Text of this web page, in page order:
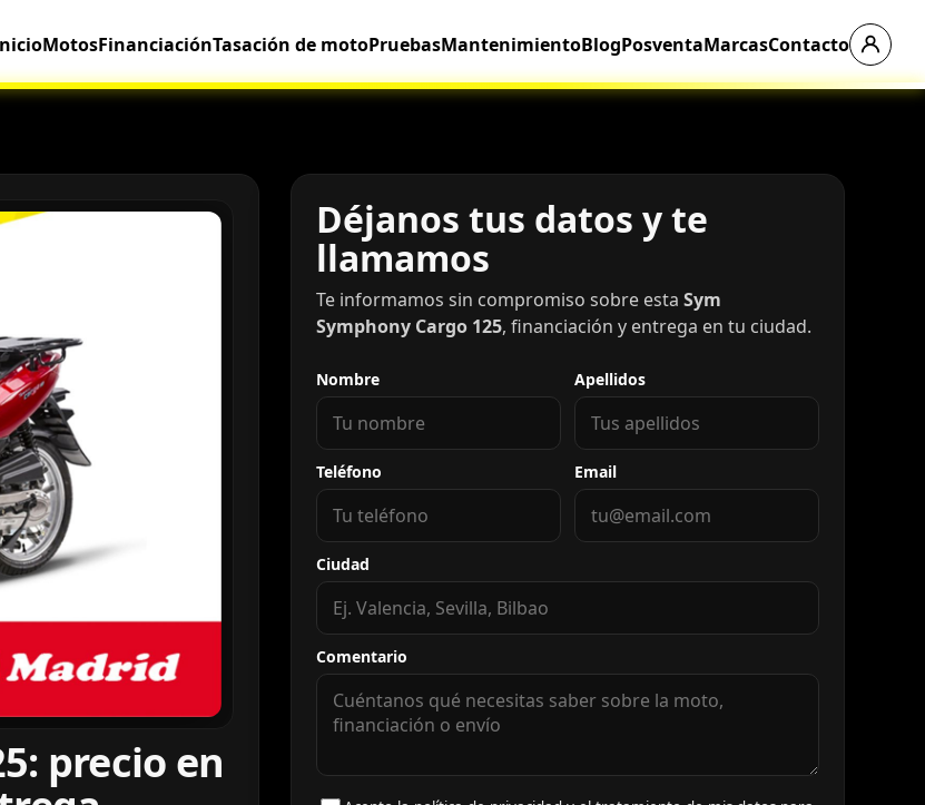
MotosFinanciaciónTasación de motoPruebasMantenimientoBlogPosventaMarcasContacto
precio en
Déjanos tus datos y te
llamamos
Te informamos sin compromiso sobre esta Sym
Symphony Cargo 125, financiación y entrega en tu ciudad.
Nombre Apellidos
Teléfono Email
Ciudad
Comentario